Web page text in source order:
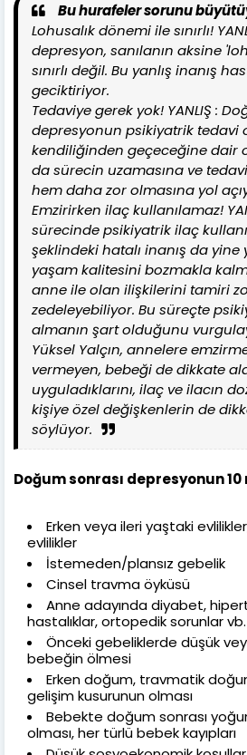
Bu hurafeler sorunu
Lohusalık dönemi ile sınırlı!
depresyon, sanılanın aksine
sınırlı değil. Bu yanlış inanış
geciktiriyor.
Tedaviye gerek yok! YANLIŞ :
depresyonun psikiyatrik tedavi
kendiliğinden geçeceğine dair
da sürecin uzamasına ve
hem daha zor olmasına yol
Emzirirken ilaç kullanılamaz!
sürecinde psikiyatrik ilaç
şeklindeki hatalı inanış da
yaşam kalitesini bozmakla
anne ile olan ilişkilerini tamiri
zedeleyebiliyor. Bu süreçte
almanın şart olduğunu
Yüksel Yalçın, annelere
vermeyen, bebeği de dikkate
uyguladıklarını, ilaç ve ilacın
kişiye özel değişkenlerin de
söylüyor.
Doğum sonrası depresyonun 10
Erken veya ileri yaştaki
evlilikler
İstemeden/plansız gebelik
Cinsel travma öyküsü
Anne adayında diyabet,
hastalıklar, ortopedik sorunlar vb.
Önceki gebeliklerde düşük
bebeğin ölmesi
Erken doğum, travmatik
gelişim kusurunun olması
Bebekte doğum sonrası
olması, her türlü bebek kayıpları